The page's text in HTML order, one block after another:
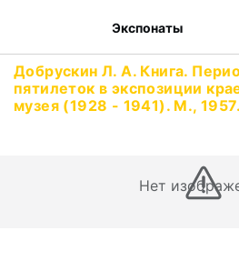
Экспонаты
Добрускин Л. А. Книга.
пятилеток в экспозиции
музея (1928 - 1941). М.,
Нет